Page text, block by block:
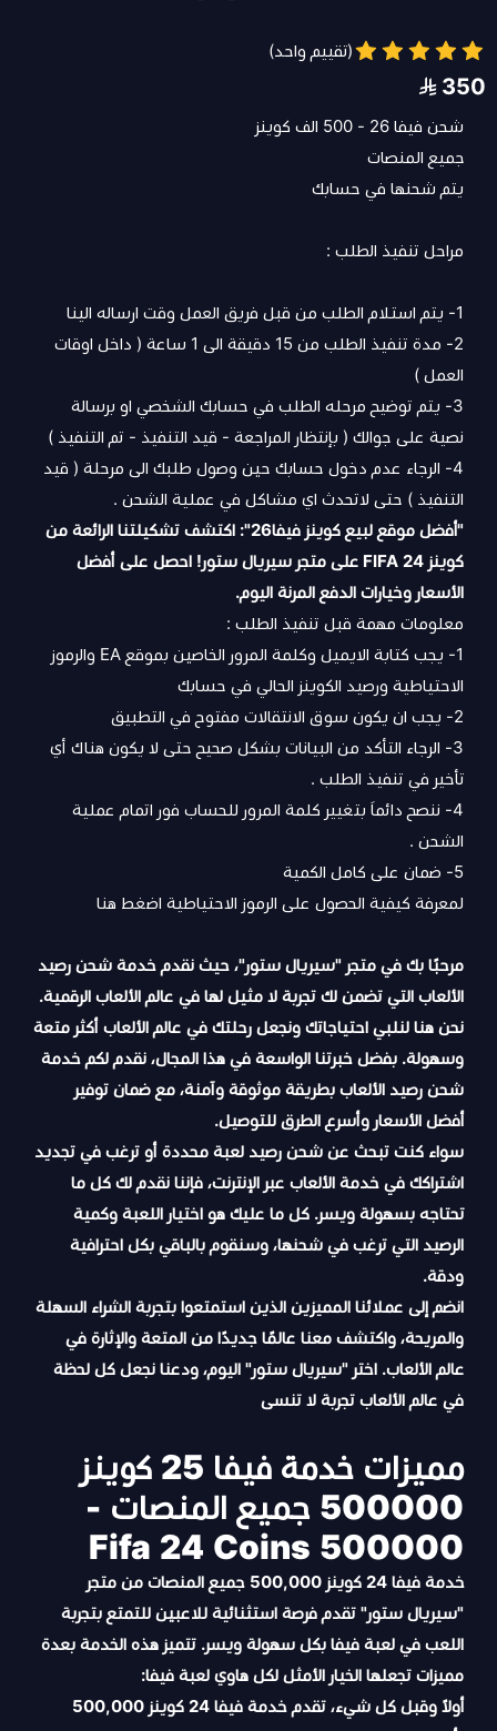
(تقييم واحد)
350
شحن فيفا 26 - 500 الف كوينز
جميع المنصات
يتم شحنها في حسابك
مراحل تنفيذ الطلب :
1- يتم استلام الطلب من قبل فريق العمل وقت ارساله الينا
2- مدة تنفيذ الطلب من 15 دقيقة الى 1 ساعة ( داخل اوقات
العمل )
3- يتم توضيح مرحله الطلب في حسابك الشخصي او برسالة
نصية على جوالك ( بإنتظار المراجعة - قيد التنفيذ - تم التنفيذ )
4- الرجاء عدم دخول حسابك حين وصول طلبك الى مرحلة ( قيد
التنفيذ ) حتى لاتحدث اي مشاكل في عملية الشحن .
"أفضل موقع لبيع كوينز فيفا26
": اكتشف تشكيلتنا الرائعة من
كوينز FIFA 24 على متجر سيريال ستور! احصل على أفضل
الأسعار وخيارات الدفع المرنة اليوم.
معلومات مهمة قبل تنفيذ الطلب :
1- يجب كتابة الايميل وكلمة المرور الخاصين بموقع EA والرموز
الاحتياطية ورصيد الكوينز الحالي في حسابك
2- يجب ان يكون سوق الانتقالات مفتوح في التطبيق
3- الرجاء التأكد من البيانات بشكل صحيح حتى لا يكون هناك أي
تأخير في تنفيذ الطلب .
4- ننصح دائماَ بتغيير كلمة المرور للحساب فور اتمام عملية
الشحن .
5- ضمان على كامل الكمية
لمعرفة كيفية الحصول على الرموز الاحتياطية اضغط هنا
مرحبًا بك في متجر "سيريال ستور"، حيث نقدم خدمة شحن رصيد
الألعاب التي تضمن لك تجربة لا مثيل لها في عالم الألعاب الرقمية.
نحن هنا لنلبي احتياجاتك ونجعل رحلتك في عالم الألعاب أكثر متعة
وسهولة. بفضل خبرتنا الواسعة في هذا المجال، نقدم لكم خدمة
شحن رصيد الألعاب بطريقة موثوقة وآمنة، مع ضمان توفير
أفضل الأسعار وأسرع الطرق للتوصيل.
سواء كنت تبحث عن شحن رصيد لعبة محددة أو ترغب في تجديد
اشتراكك في خدمة الألعاب عبر الإنترنت، فإننا نقدم لك كل ما
تحتاجه بسهولة ويسر. كل ما عليك هو اختيار اللعبة وكمية
الرصيد التي ترغب في شحنها، وسنقوم بالباقي بكل احترافية
ودقة.
انضم إلى عملائنا المميزين الذين استمتعوا بتجربة الشراء السهلة
والمريحة، واكتشف معنا عالمًا جديدًا من المتعة والإثارة في
عالم الألعاب. اختر "سيريال ستور" اليوم، ودعنا نجعل كل لحظة
في عالم الألعاب تجربة لا تنسى
مميزات خدمة فيفا 25 كوينز
500000 جميع المنصات -
Fifa 24 Coins 500000
خدمة فيفا 24 كوينز 500,000 جميع المنصات من متجر
"سيريال ستور" تقدم فرصة استثنائية للاعبين للتمتع بتجربة
اللعب في لعبة فيفا بكل سهولة ويسر. تتميز هذه الخدمة بعدة
مميزات تجعلها الخيار الأمثل لكل هاوي لعبة فيفا:
أولاً وقبل كل شيء، تقدم خدمة فيفا 24 كوينز 500,000